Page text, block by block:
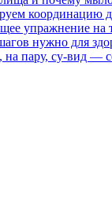
координацию
упражнение
нужно для
на пару, су-вид —